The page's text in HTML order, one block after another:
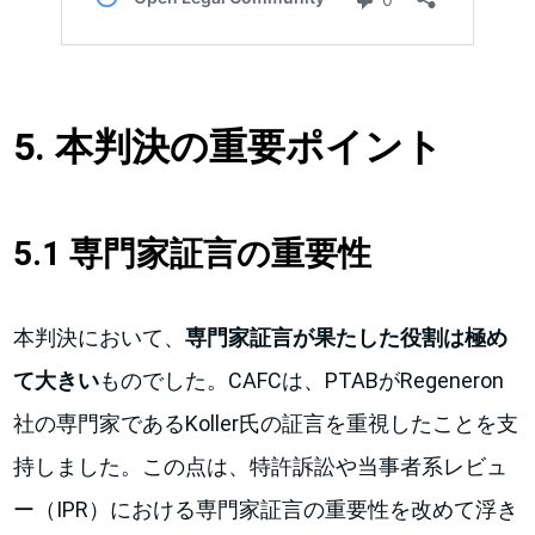
5. 本判決の重要ポイント
5.1 専門家証言の重要性
本判決において、専門家証言が果たした役割は極め
て大きいものでした。CAFCは、PTABがRegeneron
社の専門家であるKoller氏の証言を重視したことを支
持しました。この点は、特許訴訟や当事者系レビュ
ー（IPR）における専門家証言の重要性を改めて浮き